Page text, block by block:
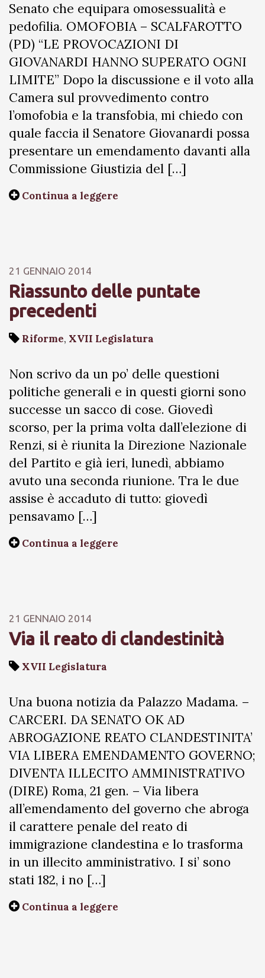
Senato che equipara omosessualità e
pedofilia. OMOFOBIA – SCALFAROTTO
(PD) “LE PROVOCAZIONI DI
GIOVANARDI HANNO SUPERATO OGNI
LIMITE” Dopo la discussione e il voto alla
Camera sul provvedimento contro
l’omofobia e la transfobia, mi chiedo con
quale faccia il Senatore Giovanardi possa
presentare un emendamento davanti alla
Commissione Giustizia del […]
Continua a leggere
21 GENNAIO 2014
Riassunto delle puntate
precedenti
Riforme, XVII Legislatura
Non scrivo da un po’ delle questioni
politiche generali e in questi giorni sono
successe un sacco di cose. Giovedì
scorso, per la prima volta dall’elezione di
Renzi, si è riunita la Direzione Nazionale
del Partito e già ieri, lunedì, abbiamo
avuto una seconda riunione. Tra le due
assise è accaduto di tutto: giovedì
pensavamo […]
Continua a leggere
21 GENNAIO 2014
Via il reato di clandestinità
XVII Legislatura
Una buona notizia da Palazzo Madama. –
CARCERI. DA SENATO OK AD
ABROGAZIONE REATO CLANDESTINITA’
VIA LIBERA EMENDAMENTO GOVERNO;
DIVENTA ILLECITO AMMINISTRATIVO
(DIRE) Roma, 21 gen. – Via libera
all’emendamento del governo che abroga
il carattere penale del reato di
immigrazione clandestina e lo trasforma
in un illecito amministrativo. I si’ sono
stati 182, i no […]
Continua a leggere